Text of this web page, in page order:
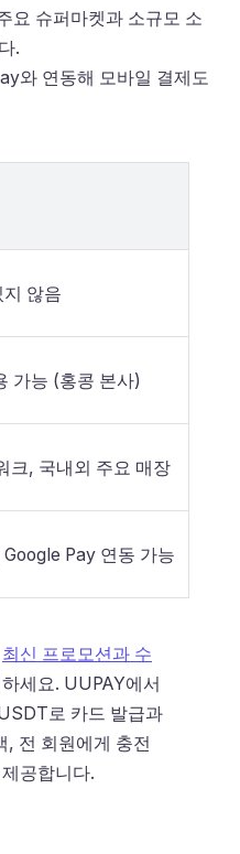
요 슈퍼마켓과 소규모 소
.
와 연동해 모바일 결제도
않음
가능 (홍콩 본사)
크, 국내외 주요 매장
Pay 연동 가능
최신 프로모션과 수
세요. UUPAY에서
로 카드 발급과
, 전 회원에게 충전
공합니다.